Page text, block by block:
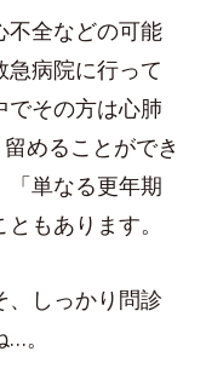
不全などの可能
病院に行って
でその方は心肺
めることができ
「単なる更年期
もあります。
、しっかり問診
。